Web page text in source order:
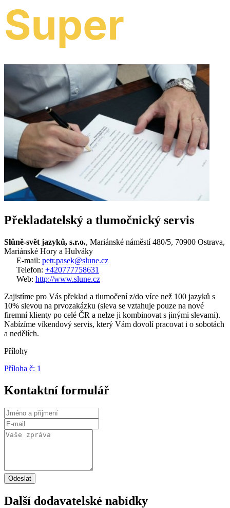
Překladatelský a tlumočnický servis
Slůně-svět jazyků, s.r.o., Mariánské náměstí 480/5, 70900 Ostrava,
Mariánské Hory a Hulváky
E-mail: petr.pasek@slune.cz
Telefon: +420777758631
Web: http://www.slune.cz
Zajistíme pro Vás překlad a tlumočení z/do více než 100 jazyků s
10% slevou na prvozakázku (sleva se vztahuje pouze na nové
firemní klienty po celé ČR a nelze ji kombinovat s jinými slevami).
Nabízíme víkendový servis, který Vám dovolí pracovat i o sobotách
a nedělích.
Přílohy
Příloha č: 1
Kontaktní formulář
Odeslat
Další dodavatelské nabídky